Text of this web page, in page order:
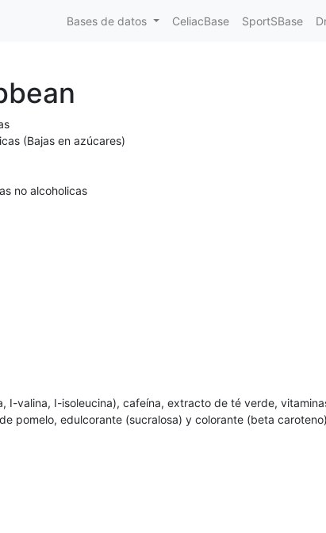
Bases de datos CeliacBase SportSBase
(Bajas en azúcares)
no alcoholicas
I-valina, I-isoleucina), cafeína, extracto de té verde,
pomelo, edulcorante (sucralosa) y colorante (beta